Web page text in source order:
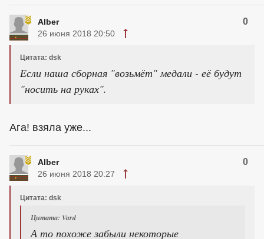
Alber 0
26 июня 2018 20:50
Цитата: dsk
Если наша сборная "возьмёт" медали - её будут
"носить на руках".
Ага! взяла уже...
Alber 0
26 июня 2018 20:27
Цитата: dsk
Цитата: Vard
А то похоже забыли некоторые